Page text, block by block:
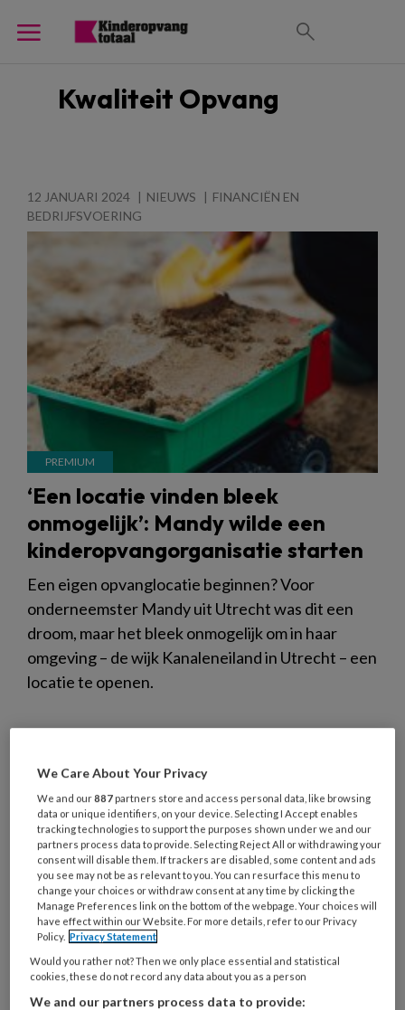
Kwaliteit Opvang
12 JANUARI 2024 NIEUWS
FINANCIËN EN
BEDRIJFSVOERING
‘Een locatie vinden bleek
onmogelijk’: Mandy wilde een
kinderopvangorganisatie starten
Een eigen opvanglocatie beginnen? Voor
onderneemster Mandy uit Utrecht was dit een
droom, maar het bleek onmogelijk om in haar
omgeving – de wijk Kanaleneiland in Utrecht – een
locatie te openen.
30 MEI 2023 KWALITEIT OPVANG
We Care About Your Privacy
We and our887 partners store and access personal data, like browsing
data or unique identifiers, on your device. Selecting I Accept enables
tracking technologies to support the purposes shown under we and our
partners process data to provide. Selecting Reject All or withdrawing your
consent will disable them. If trackers are disabled, some content and ads
you see may not be as relevant to you. You can resurface this menu to
change your choices or withdraw consent at any time by clicking the
Manage Preferences link on the bottom of the webpage. Your choices will
have effect within our Website. For more details, refer to our Privacy
Policy. Privacy Statement
Would you rather not? Then we only place essential and statistical
cookies, these do not record any data about you as a person
We and our partners process data to provide: